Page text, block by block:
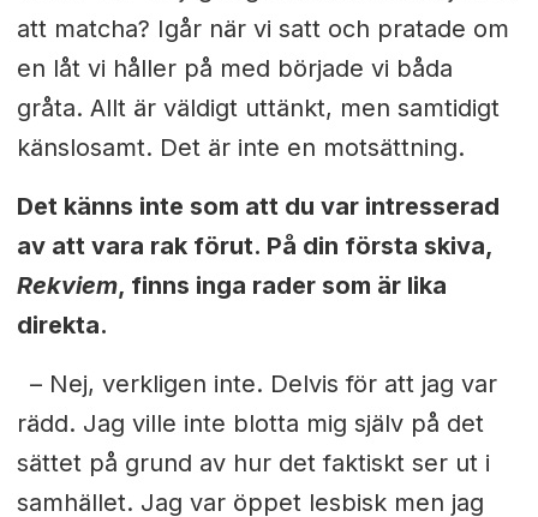
att matcha? Igår när vi satt och pratade om
en låt vi håller på med började vi båda
gråta. Allt är väldigt uttänkt, men samtidigt
känslosamt. Det är inte en motsättning.
Det känns inte som att du var intresserad
av att vara rak förut. På din första skiva,
Rekviem, finns inga rader som är lika
direkta.
– Nej, verkligen inte. Delvis för att jag var
rädd. Jag ville inte blotta mig själv på det
sättet på grund av hur det faktiskt ser ut i
samhället. Jag var öppet lesbisk men jag